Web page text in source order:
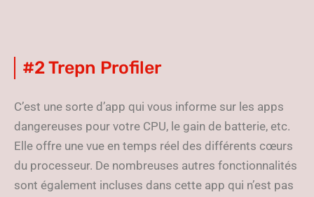
#2 Trepn Profiler
C’est une sorte d’app qui vous informe sur les apps
dangereuses pour votre CPU, le gain de batterie, etc.
Elle offre une vue en temps réel des différents cœurs
du processeur. De nombreuses autres fonctionnalités
sont également incluses dans cette app qui n’est pas